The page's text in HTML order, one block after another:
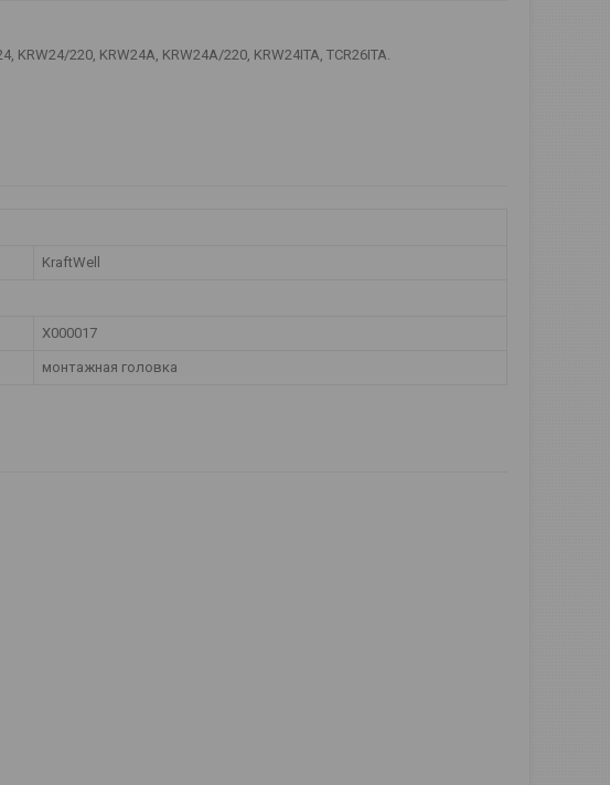
220, KRW24A, KRW24A/220, KRW24ITA, TCR26ITA.
KraftWell
X000017
монтажная головка